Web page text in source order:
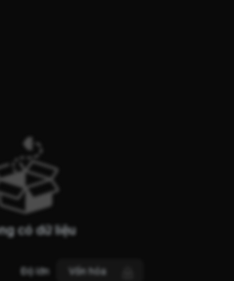
có dữ liệu
Độ lớn Vốn hóa